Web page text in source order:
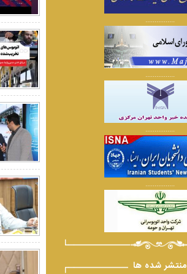
................
................
................
................
منتشر شده ها